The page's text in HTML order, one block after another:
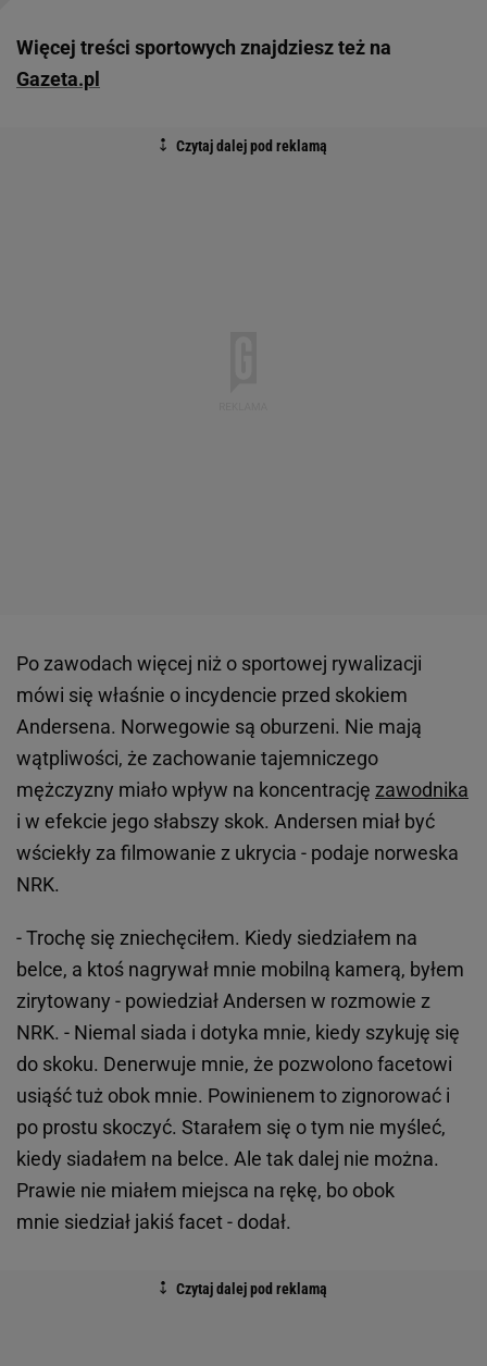
Więcej treści sportowych znajdziesz też na
Gazeta.pl
Po zawodach więcej niż o sportowej rywalizacji
mówi się właśnie o incydencie przed skokiem
Andersena. Norwegowie są oburzeni. Nie mają
wątpliwości, że zachowanie tajemniczego
mężczyzny miało wpływ na koncentrację zawodnika
i w efekcie jego słabszy skok. Andersen miał być
wściekły za filmowanie z ukrycia - podaje norweska
NRK.
- Trochę się zniechęciłem. Kiedy siedziałem na
belce, a ktoś nagrywał mnie mobilną kamerą, byłem
zirytowany - powiedział Andersen w rozmowie z
NRK. - Niemal siada i dotyka mnie, kiedy szykuję się
do skoku. Denerwuje mnie, że pozwolono facetowi
usiąść tuż obok mnie. Powinienem to zignorować i
po prostu skoczyć. Starałem się o tym nie myśleć,
kiedy siadałem na belce. Ale tak dalej nie można.
Prawie nie miałem miejsca na rękę, bo obok
mnie siedział jakiś facet - dodał.